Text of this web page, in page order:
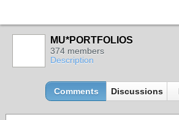
MU*PORTFOLIOS
374 members
Description
Comments Discussions